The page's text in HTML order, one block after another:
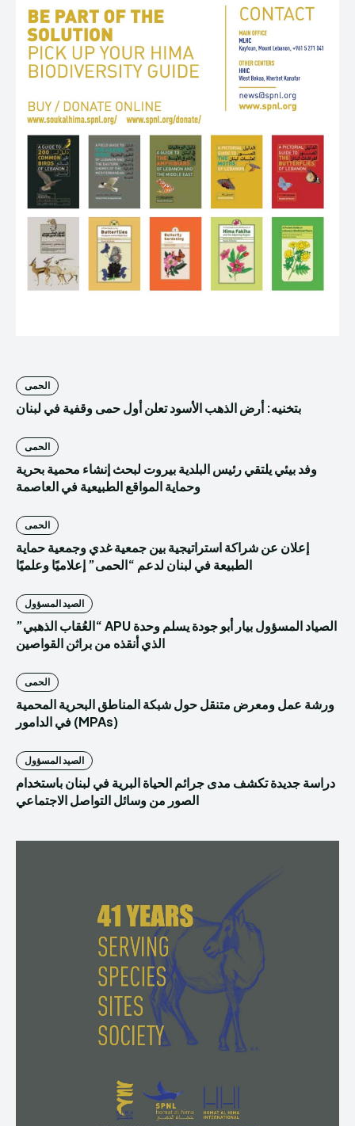
الحمى
بتخنيه: أرض الذهب الأسود تعلن أول حمى وقفية في لبنان
الحمى
وفد بيئي يلتقي رئيس البلدية بيروت لبحث إنشاء محمية بحرية
وحماية المواقع الطبيعية في العاصمة
الحمى
إعلان عن شراكة استراتيجية بين جمعية غدي وجمعية حماية
الطبيعة في لبنان لدعم “الحمى” إعلاميًا وعلميًا
الصيد المسؤول
الصياد المسؤول بيار أبو جودة يسلم وحدة APU “العُقاب الذهبي”
الذي أنقذه من براثن القواصين
الحمى
ورشة عمل ومعرض متنقل حول شبكة المناطق البحرية المحمية
(MPAs) في الدامور
الصيد المسؤول
دراسة جديدة تكشف مدى جرائم الحياة البرية في لبنان باستخدام
الصور من وسائل التواصل الاجتماعي